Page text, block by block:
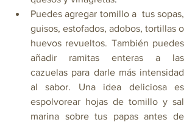
Puedes agregar tomillo a  tus sopas,
guisos, estofados, adobos, tortillas o
huevos revueltos. También puedes
añadir ramitas enteras a las
cazuelas para darle más intensidad
al sabor. Una idea deliciosa es
espolvorear hojas de tomillo y sal
marina sobre tus papas antes de